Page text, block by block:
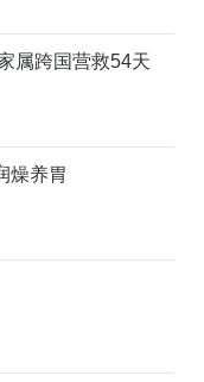
属跨国营救54天
燥养胃